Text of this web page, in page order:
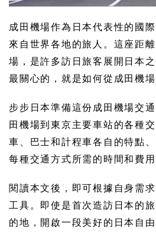
成田機場作為日本代表性的國
來自世界各地的旅人。這座距
場，是許多訪日旅客展開日本
最關心的，就是如何從成田機場
步步日本準備這份成田機場交
田機場到東京主要車站的各種
車、巴士和計程車各自的特點
每種交通方式所需的時間和費用
閱讀本文後，即可根據自身需
工具。即使是首次造訪日本的
的地，開啟一段美好的日本自由